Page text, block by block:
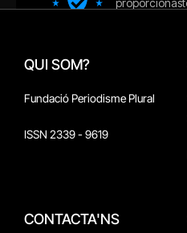
QUI SOM?
Fundació Periodisme Plural
ISSN 2339 - 9619
CONTACTA'NS